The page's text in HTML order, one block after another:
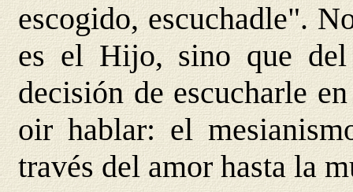
escogido, escuchadle".
es el Hijo, sino que
decisión de escucharle
oir hablar: el
través del amor hasta la